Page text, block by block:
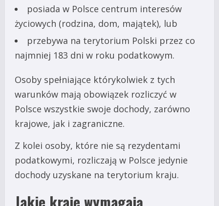
posiada w Polsce centrum interesów
życiowych (rodzina, dom, majątek), lub
przebywa na terytorium Polski przez co
najmniej 183 dni w roku podatkowym.
Osoby spełniające którykolwiek z tych
warunków mają obowiązek rozliczyć w
Polsce wszystkie swoje dochody, zarówno
krajowe, jak i zagraniczne.
Z kolei osoby, które nie są rezydentami
podatkowymi, rozliczają w Polsce jedynie
dochody uzyskane na terytorium kraju.